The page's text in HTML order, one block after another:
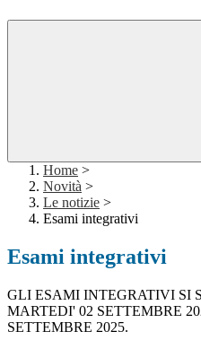
Home >
Novità >
Le notizie >
Esami integrativi
Esami integrativi
GLI ESAMI INTEGRATIVI SI
MARTEDI' 02 SETTEMBRE
SETTEMBRE 2025.